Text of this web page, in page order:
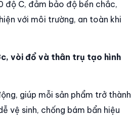
độ C, đảm bảo độ bền chắc,
với môi trường, an toàn khi
vòi đổ và thân trụ tạo hình
giúp mỗi sản phẩm trở thành
vệ sinh, chống bám bẩn hiệu